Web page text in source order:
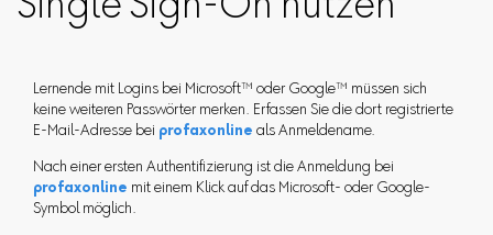
Lernende mit Logins bei Microsoft™ oder Google™ müssen sich
keine weiteren Passwörter merken. Erfassen Sie die dort registrierte
E-Mail-Adresse bei profaxonline als Anmeldename.
Nach einer ersten Authentifizierung ist die Anmeldung bei
profaxonline mit einem Klick auf das Microsoft- oder Google-
Symbol möglich.